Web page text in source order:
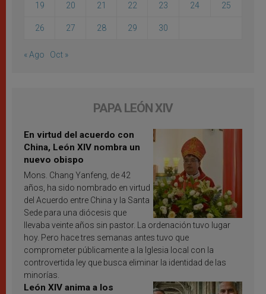
19 20 21 22 23 24 25
26 27 28 29 30
« Ago Oct »
PAPA LEÓN XIV
En virtud del acuerdo con
China, León XIV nombra un
nuevo obispo
Mons. Chang Yanfeng, de 42
años, ha sido nombrado en virtud
del Acuerdo entre China y la Santa
Sede para una diócesis que
llevaba veinte años sin pastor. La ordenación tuvo lugar
hoy. Pero hace tres semanas antes tuvo que
comprometer públicamente a la Iglesia local con la
controvertida ley que busca eliminar la identidad de las
minorías.
León XIV anima a los